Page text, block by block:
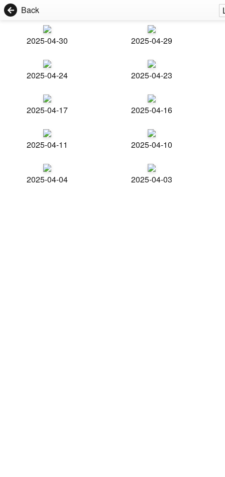
Back
2025-04-30 2025-04-29
2025-04-24 2025-04-23
2025-04-17 2025-04-16
2025-04-11 2025-04-10
2025-04-04 2025-04-03